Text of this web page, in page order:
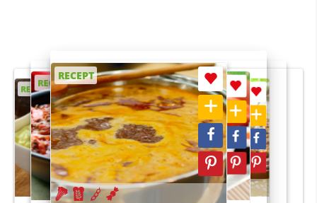
RECEPT
RECEPT
RECEPT
RECEPT
RECEPT